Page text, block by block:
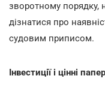
зворотному порядку,
дізнатися про
судовим приписом.
Інвестиції і цінні